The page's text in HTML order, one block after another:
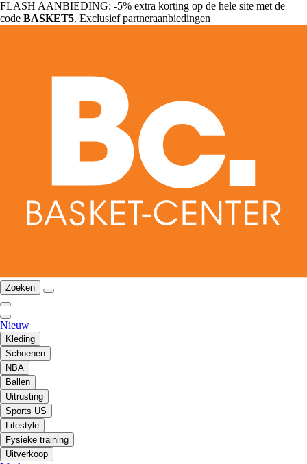
FLASH AANBIEDING: -5% extra korting op de hele site met de
code BASKET5. Exclusief partneraanbiedingen
Zoeken
Nieuw
Kleding
Schoenen
NBA
Ballen
Uitrusting
Sports US
Lifestyle
Fysieke training
Uitverkoop